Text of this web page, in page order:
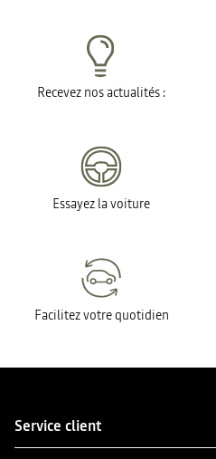
Recevez nos actualités :
Essayez la voiture
Facilitez votre quotidien
Service client